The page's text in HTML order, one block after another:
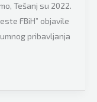
Tešanj su 2022.
FBiH” objavile
pribavljanja